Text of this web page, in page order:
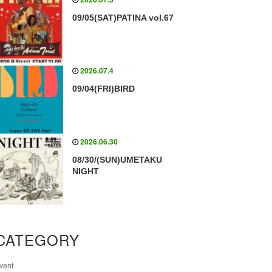
09/05(SAT)PATINA vol.67
2026.07.4
09/04(FRI)BIRD
2026.06.30
08/30/(SUN)UMETAKU
NIGHT